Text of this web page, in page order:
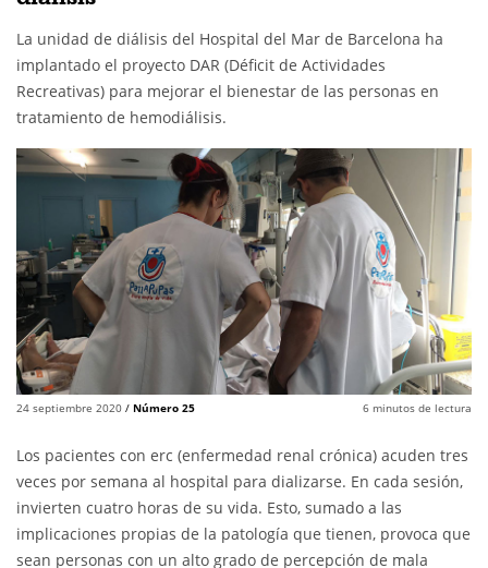
La unidad de diálisis del Hospital del Mar de Barcelona ha
implantado el proyecto DAR (Déficit de Actividades
Recreativas) para mejorar el bienestar de las personas en
tratamiento de hemodiálisis.
24 septiembre 2020 / Número 25 6 minutos de lectura
Los pacientes con erc (enfermedad renal crónica) acuden tres
veces por semana al hospital para dializarse. En cada sesión,
invierten cuatro horas de su vida. Esto, sumado a las
implicaciones propias de la patología que tienen, provoca que
sean personas con un alto grado de percepción de mala